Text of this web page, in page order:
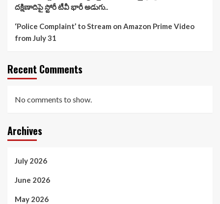
దక్షిణాదిపై స్టోరీ టీవీ భారీ అడుగు..
‘Police Complaint’ to Stream on Amazon Prime Video
from July 31
Recent Comments
No comments to show.
Archives
July 2026
June 2026
May 2026